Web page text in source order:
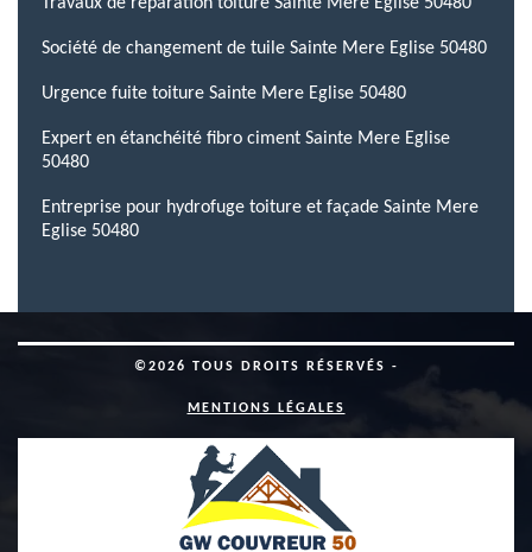
Société de changement de tuile Sainte Mere Eglise 50480
Urgence fuite toiture Sainte Mere Eglise 50480
Expert en étanchéité fibro ciment Sainte Mere Eglise
50480
Entreprise pour hydrofuge toiture et façade Sainte Mere
Eglise 50480
©2026 TOUS DROITS RÉSERVÉS -
MENTIONS LÉGALES